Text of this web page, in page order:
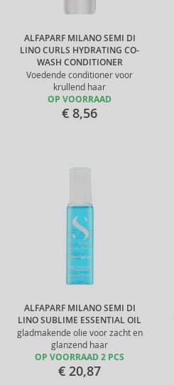
ALFAPARF MILANO SEMI DI
LINO CURLS HYDRATING CO-
WASH CONDITIONER
Voedende conditioner voor
krullend haar
OP VOORRAAD
€ 8,56
ALFAPARF MILANO SEMI DI
LINO SUBLIME ESSENTIAL OIL
gladmakende olie voor zacht en
glanzend haar
OP VOORRAAD 2 PCS
€ 20,87